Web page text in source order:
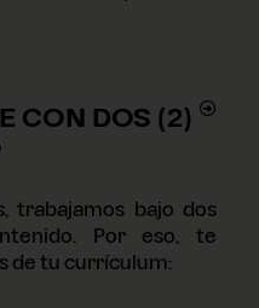
CON DOS (2)
trabajamos bajo dos
Por eso, te
de tu currículum: